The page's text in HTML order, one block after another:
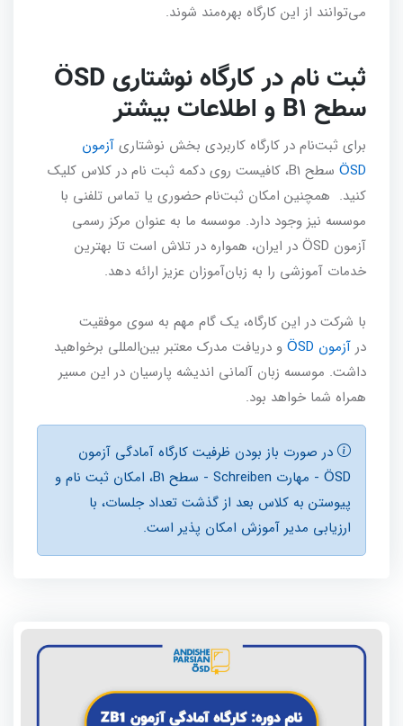
می‌توانند از این کارگاه بهره‌مند شوند.
ثبت‌ نام در کارگاه نوشتاری ÖSD
سطح B1 و اطلاعات بیشتر
برای ثبت‌نام در کارگاه کاربردی بخش نوشتاری آزمون
ÖSD
سطح B1، کافیست روی دکمه ثبت نام در کلاس کلیک
کنید. همچنین امکان ثبت‌نام حضوری یا تماس تلفنی با
موسسه نیز وجود دارد. موسسه ما به عنوان مرکز رسمی
آزمون ÖSD در ایران، همواره در تلاش است تا بهترین
خدمات آموزشی را به زبان‌آموزان عزیز ارائه دهد.
با شرکت در این کارگاه، یک گام مهم به سوی موفقیت
در آزمون ÖSD
و دریافت مدرک معتبر بین‌المللی برخواهید
داشت. موسسه زبان آلمانی اندیشه پارسیان در این مسیر
همراه شما خواهد بود.
در صورت باز بودن ظرفيت کارگاه آمادگی آزمون
ÖSD - مهارت Schreiben - سطح B1، امكان ثبت نام و
پیوستن به کلاس بعد از گذشت تعداد جلسات، با
ارزيابی مدير آموزش امكان پذير است.